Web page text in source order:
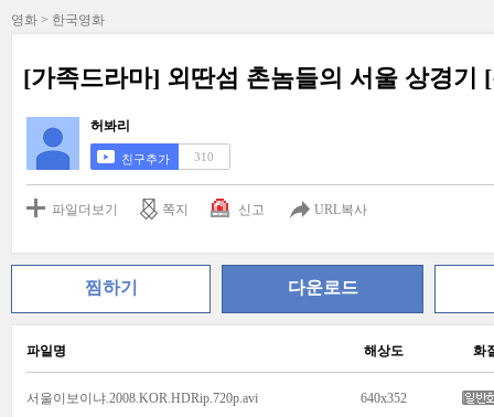
영화 > 한국영화
[가족드라마] 외딴섬 촌놈들의 서울 상경기
허봐리
친구추가 310
파일더보기 쪽지 신고 URL복사
찜하기 다운로드
파일명 해상도 화
서울이보이냐.2008.KOR.HDRip.720p.avi 640x352